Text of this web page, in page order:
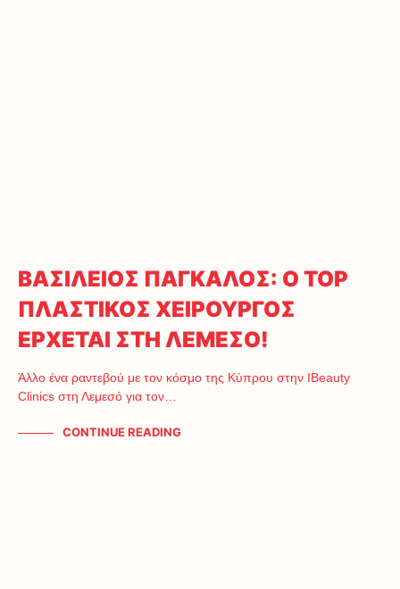
ΒΑΣΙΛΕΙΟΣ ΠΑΓΚΑΛΟΣ: Ο TOP
ΠΛΑΣΤΙΚΟΣ ΧΕΙΡΟΥΡΓΟΣ
ΕΡΧΕΤΑΙ ΣΤΗ ΛΕΜΕΣΟ!
Άλλο ένα ραντεβού με τον κόσμο της Κύπρου στην IBeauty
Clinics στη Λεμεσό για τον…
CONTINUE READING